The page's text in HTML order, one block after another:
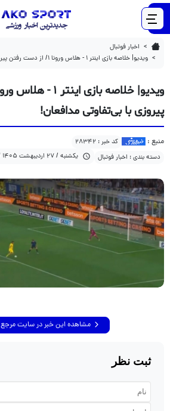
اخبار فوتبال
ویدیو| خلاصه بازی اینتر ۱ - هلاس ورونا ۱/ از دست رفتن پیروزی با بی‌تفاوتی مدافعان!
ویدیو| خلاصه بازی اینتر ۱ - هلاس ورونا ۱/ از دست رفتن پیروزی با بی‌تفاوتی مدافعان!
پیروزی با بی‌تفاوتی مدافعان!
منبع :
کد خبر : 28342
دسته بندی : اخبار فوتبال
یکشنبه / 27 اردیبهشت 1405 / 21:00
مشاهده این خبر در سایت مرجع